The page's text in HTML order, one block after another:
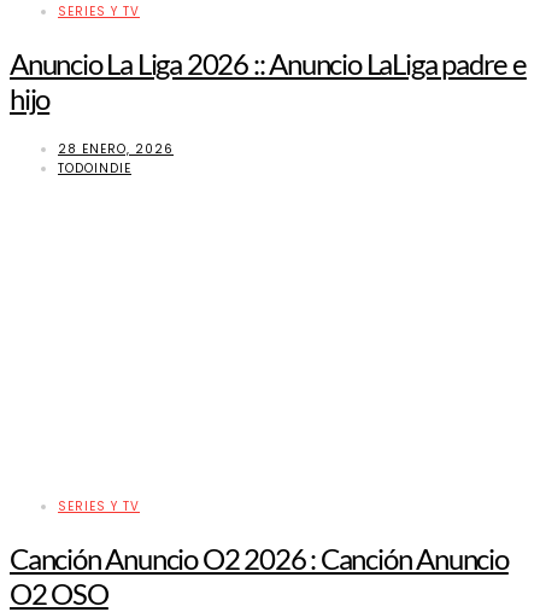
SERIES Y TV
Anuncio La Liga 2026 :: Anuncio LaLiga padre e
hijo
28 ENERO, 2026
TODOINDIE
SERIES Y TV
Canción Anuncio O2 2026 : Canción Anuncio
O2 OSO